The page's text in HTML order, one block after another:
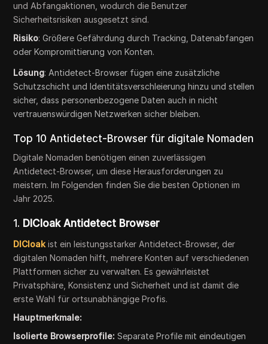
und Abfangaktionen, wodurch die Benutzer
Sicherheitsrisiken ausgesetzt sind.
Risiko: Größere Gefährdung durch Tracking, Datenabfangen
oder Kompromittierung von Konten.
Lösung: Antidetect-Browser fügen eine zusätzliche
Schutzschicht und Identitätsverschleierung hinzu und stellen
sicher, dass personenbezogene Daten auch in nicht
vertrauenswürdigen Netzwerken sicher bleiben.
Top 10 Antidetect-Browser für digitale Nomaden
Digitale Nomaden benötigen einen zuverlässigen
Antidetect-Browser, um diese Herausforderungen zu
meistern. Im Folgenden finden Sie die besten Optionen im
Jahr 2025.
1. DICloak Antidetect Browser
DICloak ist ein leistungsstarker Antidetect-Browser, der
digitalen Nomaden hilft, mehrere Konten auf verschiedenen
Plattformen sicher zu verwalten. Es gewährleistet
Privatsphäre, Konsistenz und Sicherheit und ist damit die
erste Wahl für ortsunabhängige Profis.
Hauptmerkmale:
Isolierte Browserprofile: Separate Profile mit eindeutigen